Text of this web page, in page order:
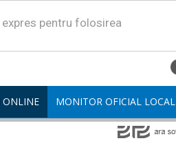
pentru folosirea
ONLINE MONITOR OFICIAL LOCAL